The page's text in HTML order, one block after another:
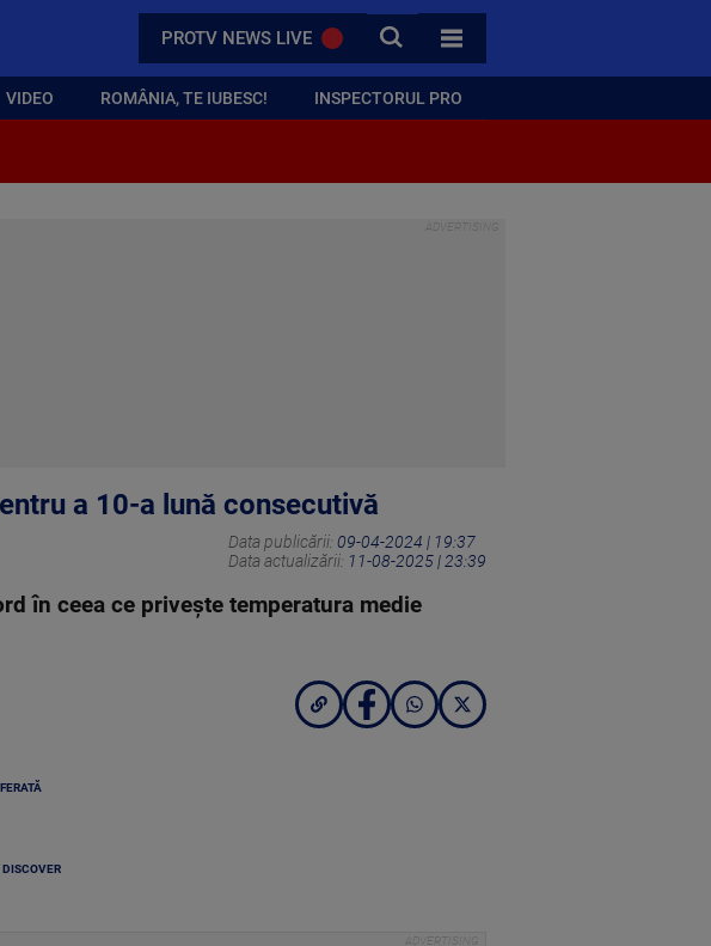
PROTV NEWS LIVE CAUTA
TOATE CATEGORIILE
VIDEO ROMÂNIA, TE IUBESC! INSPECTORUL PRO
a 10-a lună consecutivă
Data publicării: 09-04-2024 | 19:37
Data actualizării: 11-08-2025 | 23:39
în ceea ce priveşte temperatura medie
DISCOVER